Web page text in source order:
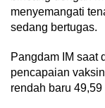
menyemangati
sedang bertugas.
Pangdam IM saat
pencapaian
rendah baru 49,59